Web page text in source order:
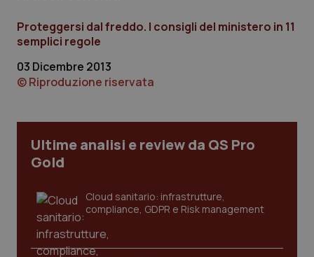
Proteggersi dal freddo. I consigli del ministero in 11
semplici regole
03 Dicembre 2013
© Riproduzione riservata
Ultime analisi e review da QS Pro
Gold
Cloud sanitario: infrastrutture,
compliance, GDPR e Risk management
funzionare correttamente senza questi cookie.
Nome
VISITOR_PRIVACY_METADATA